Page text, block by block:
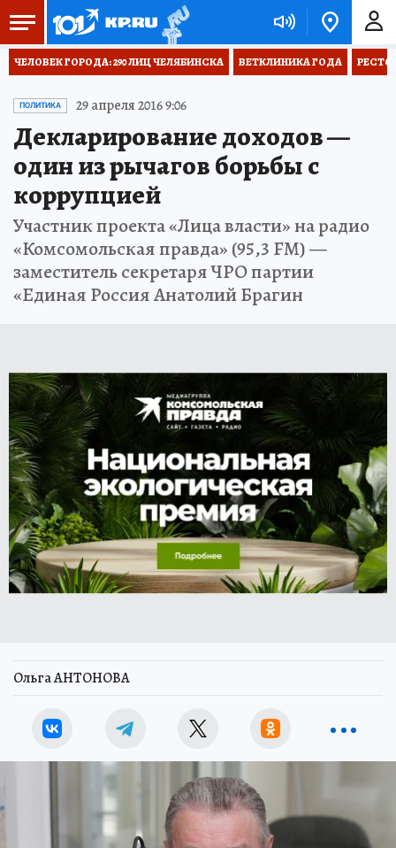
ЧЕЛОВЕК ГОРОДА: 290 ЛИЦ ЧЕЛЯБИНСКА ВЕТКЛИНИКА ГОДА
ПОЛИТИКА 29 апреля 2016 9:06
Декларирование доходов —
один из рычагов борьбы с
коррупцией
Участник проекта «Лица власти» на радио
«Комсомольская правда» (95,3 FM) —
заместитель секретаря ЧРО партии
«Единая Россия Анатолий Брагин
Ольга АНТОНОВА